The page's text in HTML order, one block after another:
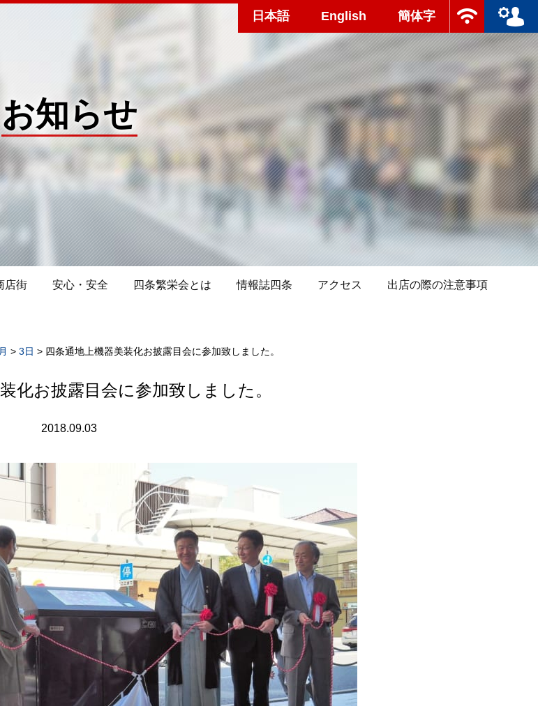
日本語 English 簡体字
お知らせ
店街 安心・安全 四条繁栄会とは 情報誌四条 アクセス 出店の際の注意事項
> 3日 > 四条通地上機器美装化お披露目会に参加致しました。
化お披露目会に参加致しました。
2018.09.03